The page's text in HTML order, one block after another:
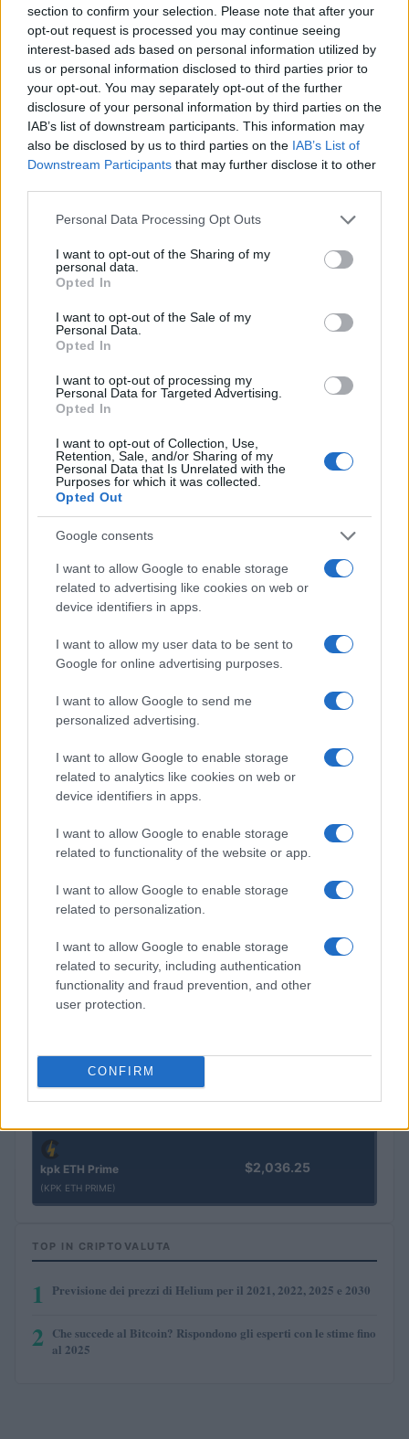
section to confirm your selection. Please note that after your
opt-out request is processed you may continue seeing
interest-based ads based on personal information utilized by
us or personal information disclosed to third parties prior to
your opt-out. You may separately opt-out of the further
disclosure of your personal information by third parties on the
IAB’s list of downstream participants. This information may
also be disclosed by us to third parties on the IAB’s List of
Downstream Participants that may further disclose it to other
Please note that this website/app uses one or more Google
not limited to your visit or usage behaviour. You may click to
grant or deny consent to Google and its third-party tags to
use your data for below specified purposes in below Google
consent section.
Personal Data Processing Opt Outs
I want to opt-out of the Sharing of my
personal data.
Opted In
I want to opt-out of the Sale of my
Personal Data.
Opted In
I want to opt-out of processing my
Personal Data for Targeted Advertising.
Opted In
I want to opt-out of Collection, Use,
Retention, Sale, and/or Sharing of my
Personal Data that Is Unrelated with the
Purposes for which it was collected.
Opted Out
Google consents
I want to allow Google to enable storage
related to advertising like cookies on web or
device identifiers in apps.
I want to allow my user data to be sent to
Google for online advertising purposes.
I want to allow Google to send me
personalized advertising.
I want to allow Google to enable storage
related to analytics like cookies on web or
device identifiers in apps.
I want to allow Google to enable storage
related to functionality of the website or app.
I want to allow Google to enable storage
related to personalization.
I want to allow Google to enable storage
related to security, including authentication
functionality and fraud prevention, and other
user protection.
CONFIRM
QUOTAZIONI CRYPTO
Eureka Bridged PAX
Gold (Terra
$4,187.30
Kinza Babylon Staked
$83,270.00
Steakhouse EURCV
Morpho Vault
$100,000,000,000,000.00
(EPOCH)
(STINJ)
JDB
(JDB)
$0.022
kpk ETH Prime
(KPK ETH PRIME)
$2,036.25
TOP IN CRIPTOVALUTA
1 Previsione dei prezzi di Helium per il 2021, 2022, 2025 e 2030
2 Che succede al Bitcoin? Rispondono gli esperti con le stime fino
al 2025